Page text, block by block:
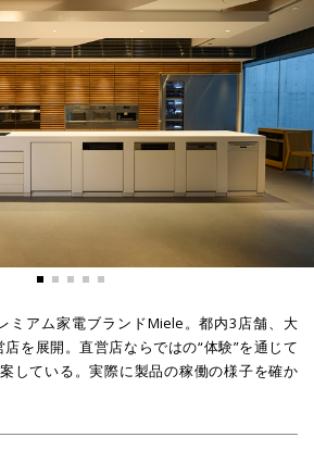
ミアム家電ブランドMiele。都内3店舗、大
を展開。直営店ならではの“体験”を通じて
している。実際に製品の稼働の様子を確か